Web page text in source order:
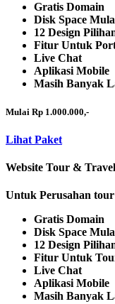
Gratis Domain
Disk Space
12 Design
Fitur Untuk
Live Chat
Aplikasi Mobile
Masih Banyak
Mulai Rp 1.000.000,-
Lihat Paket
Website Tour & Travel
Untuk Perusahan
Gratis Domain
Disk Space
12 Design
Fitur Untuk
Live Chat
Aplikasi Mobile
Masih Banyak